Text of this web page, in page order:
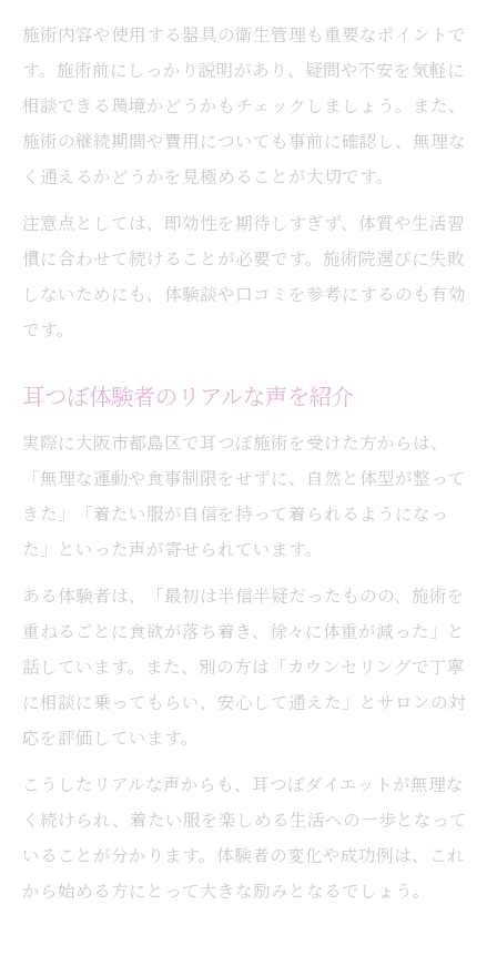
施術内容や使用する器具の衛生管理も重要なポイントで
す。施術前にしっかり説明があり、疑問や不安を気軽に
相談できる環境かどうかもチェックしましょう。また、
施術の継続期間や費用についても事前に確認し、無理な
く通えるかどうかを見極めることが大切です。
注意点としては、即効性を期待しすぎず、体質や生活習
慣に合わせて続けることが必要です。施術院選びに失敗
しないためにも、体験談や口コミを参考にするのも有効
です。
耳つぼ体験者のリアルな声を紹介
実際に大阪市都島区で耳つぼ施術を受けた方からは、
「無理な運動や食事制限をせずに、自然と体型が整って
きた」「着たい服が自信を持って着られるようになっ
た」といった声が寄せられています。
ある体験者は、「最初は半信半疑だったものの、施術を
重ねるごとに食欲が落ち着き、徐々に体重が減った」と
話しています。また、別の方は「カウンセリングで丁寧
に相談に乗ってもらい、安心して通えた」とサロンの対
応を評価しています。
こうしたリアルな声からも、耳つぼダイエットが無理な
く続けられ、着たい服を楽しめる生活への一歩となって
いることが分かります。体験者の変化や成功例は、これ
から始める方にとって大きな励みとなるでしょう。